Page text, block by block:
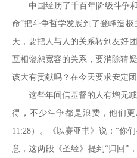
中国经历了千百年阶级斗争
命”把斗争哲学发展到了登峰造
天，要把人与人的关系转到友好
互相饶恕宽容的关系，要消除猜
该大有贡献吗？在今天要求安定
这些年间信基督的人有增无
得，不少斗争都是浪费，他们
11:28）。《以赛亚书》说：“你
意，这两段《圣经》提到“归回”